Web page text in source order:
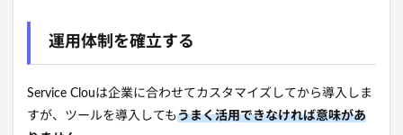
運用体制を確立する
Service Clouは企業に合わせてカスタマイズしてから導入しま
すが、ツールを導入してもうまく活用できなければ意味があ